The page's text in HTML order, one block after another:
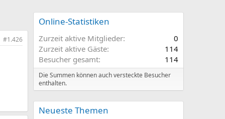
#1.426
Online-Statistiken
Zurzeit aktive Mitglieder
0
Zurzeit aktive Gäste
114
Besucher gesamt
114
Die Summen können auch versteckte Besucher
enthalten.
Neueste Themen